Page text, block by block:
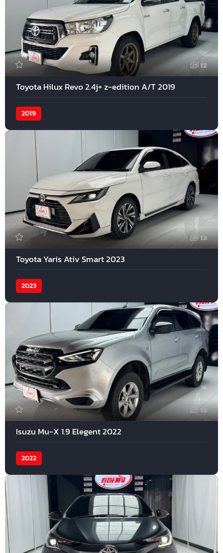
12
Toyota Hilux Revo 2.4j+ z-edition A/T 2019
2019
13
Toyota Yaris Ativ Smart 2023
2023
13
Isuzu Mu-X 1.9 Elegent 2022
2022